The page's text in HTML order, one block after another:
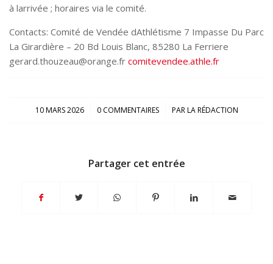
à larrivée ; horaires via le comité.
Contacts: Comité de Vendée dAthlétisme 7 Impasse Du Parc
La Girardière – 20 Bd Louis Blanc, 85280 La Ferriere
gerard.thouzeau@orange.fr comitevendee.athle.fr
10 MARS 2026
/ 0 COMMENTAIRES
/ PARLA RÉDACTION
Partager cet entrée